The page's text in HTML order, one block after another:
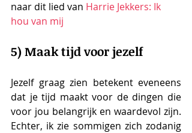
naar dit lied van Harrie Jekkers: Ik
hou van mij
5) Maak tijd voor jezelf
Jezelf graag zien betekent eveneens
dat je tijd maakt voor de dingen die
voor jou belangrijk en waardevol zijn.
Echter, ik zie sommigen zich zodanig